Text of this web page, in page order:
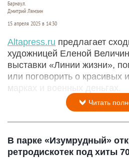
Барнаул.
Дмитрий Лямзин
15 апреля 2025 в 14:30
A ltapress.ru предлагает
художницей Еленой
выставки «Линии жизни»,
или поговорить о красивых
марках и военных деньгах.
Читать
В парке «Изумрудный»
ретродискотек под хиты